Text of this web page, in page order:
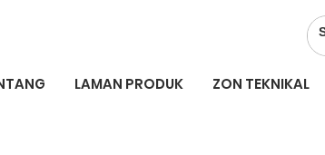
LAMAN PRODUK ZON TEKNIKAL